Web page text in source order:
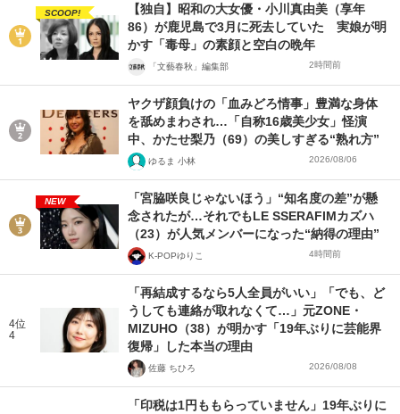
SCOOP!
【独自】昭和の大女優・小川真由美（享年
86）が鹿児島で3月に死去していた 実娘が明
かす「毒母」の素顔と空白の晩年
「文藝春秋」編集部 2時間前
ヤクザ顔負けの「血みどろ情事」豊満な身体
を舐めまわされ…「自称16歳美少女」怪演
中、かたせ梨乃（69）の美しすぎる“熟れ方”
ゆるま 小林 2026/08/06
NEW
「宮脇咲良じゃないほう」“知名度の差”が懸
念されたが…それでもLE SSERAFIMカズハ
（23）が人気メンバーになった“納得の理由”
K-POPゆりこ 4時間前
4位
4
「再結成するなら5人全員がいい」「でも、ど
うしても連絡が取れなくて…」元ZONE・
MIZUHO（38）が明かす「19年ぶりに芸能界
復帰」した本当の理由
佐藤 ちひろ 2026/08/08
「印税は1円ももらっていません」19年ぶりに